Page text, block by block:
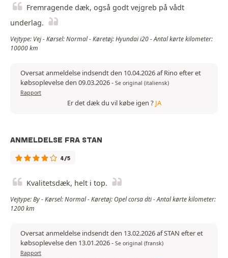
Fremragende dæk, også godt vejgreb på vådt
underlag.
Vejtype: Vej - Kørsel: Normal - Køretøj: Hyundai i20 - Antal kørte kilometer:
10000 km
Oversat anmeldelse indsendt den 10.04.2026 af Rino efter et
købsoplevelse den 09.03.2026- Se original (italiensk)
Rapport
Er det dæk du vil købe igen ? JA
ANMELDELSE FRA STAN
4/5
Kvalitetsdæk, helt i top.
Vejtype: By - Kørsel: Normal - Køretøj: Opel corsa dti - Antal kørte kilometer:
1200 km
Oversat anmeldelse indsendt den 13.02.2026 af STAN efter et
købsoplevelse den 13.01.2026- Se original (fransk)
Rapport